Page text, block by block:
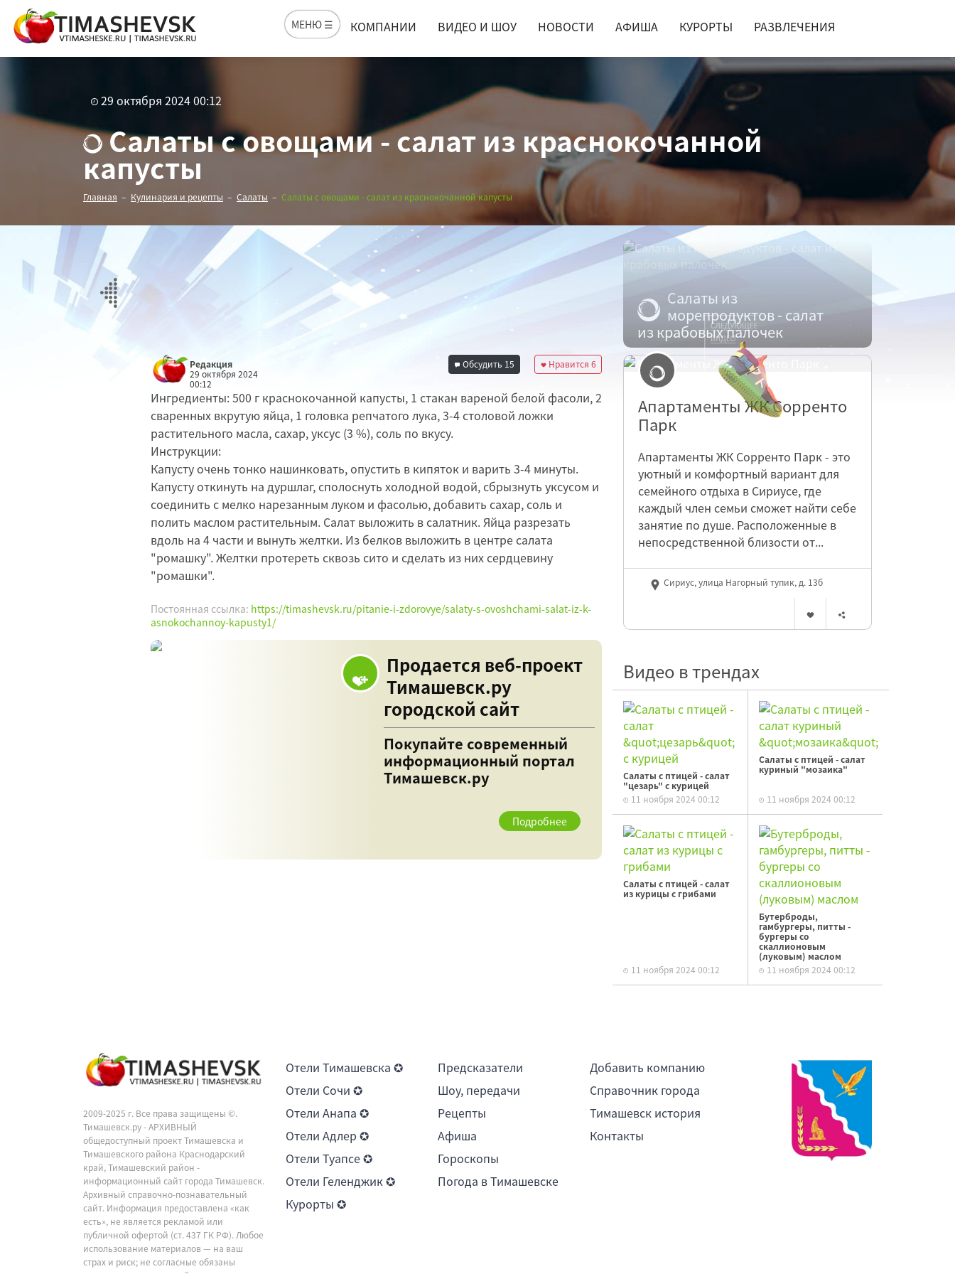
МЕНЮ ☰ КОМПАНИИ ВИДЕО И ШОУ НОВОСТИ АФИША КУРОРТЫ РАЗВЛЕЧЕНИЯ
29 октября 2024 00:12
Салаты с овощами - салат из краснокочанной
капусты
Главная Кулинария и рецепты Салаты Салаты с овощами - салат из краснокочанной капусты
Салаты из
морепродуктов - салат
из крабовых палочек
Редакция
29 октября 2024
00:12
Нравится 6
Обсудить 15
Ингредиенты: 500 г краснокочанной капусты, 1 стакан вареной белой фасоли, 2
сваренных вкрутую яйца, 1 головка репчатого лука, 3-4 столовой ложки
растительного масла, сахар, уксус (3 %), соль по вкусу.
Инструкции:
Капусту очень тонко нашинковать, опустить в кипяток и варить 3-4 минуты.
Капусту откинуть на дуршлаг, сполоснуть холодной водой, сбрызнуть уксусом и
соединить с мелко нарезанным луком и фасолью, добавить сахар, соль и
полить маслом растительным. Салат выложить в салатник. Яйца разрезать
вдоль на 4 части и вынуть желтки. Из белков выложить в центре салата
"ромашку". Желтки протереть сквозь сито и сделать из них сердцевину
"ромашки".
Постоянная ссылка: https://timashevsk.ru/pitanie-i-zdorovye/salaty-s-ovoshchami-salat-iz-k-
asnokochannoy-kapusty1/
Продается веб-проект
Тимашевск.ру
городской сайт
Покупайте современный
информационный портал
Тимашевск.ру
Подробнее
Апартаменты ЖК Сорренто
Парк
Апартаменты ЖК Сорренто Парк - это
уютный и комфортный вариант для
семейного отдыха в Сириусе, где
каждый член семьи сможет найти себе
занятие по душе. Расположенные в
непосредственной близости от...
Сириус, улица Нагорный тупик, д. 13б
Видео в трендах
Салаты с птицей - салат
"цезарь" с курицей
11 ноября 2024 00:12
Салаты с птицей - салат
куриный "мозаика"
11 ноября 2024 00:12
Салаты с птицей - салат
из курицы с грибами
11 ноября 2024 00:12
Бутерброды,
гамбургеры, питты -
бургеры со
скаллионовым
(луковым) маслом
11 ноября 2024 00:12
2009-2025 г. Все права защищены ©.
Тимашевск.ру - АРХИВНЫЙ
общедоступный проект Тимашевска и
Тимашевского района Краснодарский
край, Тимашевский район -
информационный сайт города Тимашевск.
Архивный справочно-познавательный
сайт. Информация предоставлена «как
есть», не является рекламой или
публичной офертой (ст. 437 ГК РФ). Любое
использование материалов — на ваш
страх и риск; не согласные обязаны
Отели Тимашевска ✪
Отели Сочи ✪
Отели Анапа ✪
Отели Адлер ✪
Отели Туапсе ✪
Отели Геленджик ✪
Курорты ✪
Предсказатели
Шоу, передачи
Рецепты
Афиша
Гороскопы
Погода в Тимашевске
Добавить компанию
Справочник города
Тимашевск история
Контакты